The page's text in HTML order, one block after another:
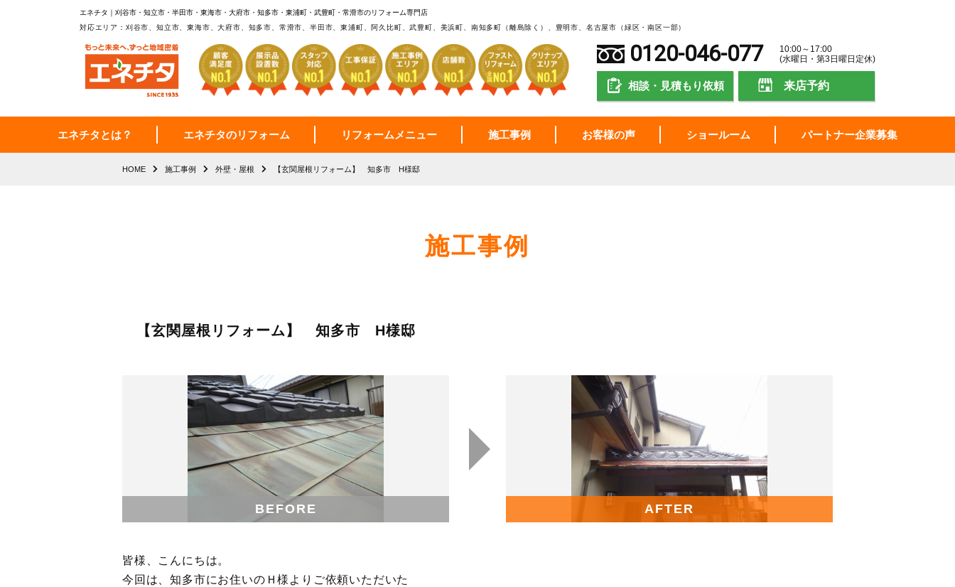
エネチタ｜刈谷市・知立市・半田市・東海市・大府市・知多市・東浦町・武豊町・常滑市のリフォーム専門店
対応エリア：刈谷市、知立市、東海市、大府市、知多市、常滑市、半田市、東浦町、阿久比町、武豊町、美浜町、南知多町（離島除く）、豊明市、名古屋市（緑区・南区一部）
0120-046-077
10:00～17:00
(水曜日・第3日曜日定休)
相談・見積もり依頼 来店予約
エネチタとは？ エネチタのリフォーム リフォームメニュー 施工事例 お客様の声 ショールーム パートナー企業募集
HOME 施工事例 外壁・屋根 【玄関屋根リフォーム】 知多市 H様邸
施工事例
【玄関屋根リフォーム】 知多市 H様邸
BEFORE AFTER
皆様、こんにちは。
今回は、知多市にお住いのＨ様よりご依頼いただいた